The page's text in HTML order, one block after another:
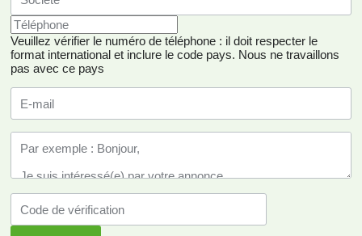
Veuillez vérifier le numéro de téléphone : il doit respecter le
format international et inclure le code pays. Nous ne travaillons
pas avec ce pays